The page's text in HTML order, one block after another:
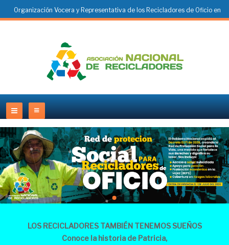
Organización Vocera y Representativa de los Recicladores de Oficio en
LOS RECICLADORES TAMBIÉN TENEMOS SUEÑOS
Conoce la historia de Patricia,